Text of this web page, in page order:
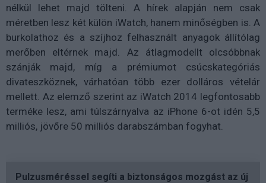
nélkül lehet majd tölteni. A hírek alapján nem csak
méretben lesz két külön iWatch, hanem minőségben is. A
burkolathoz és a szíjhoz felhasznált anyagok állítólag
merőben eltérnek majd. Az átlagmodellt olcsóbbnak
szánják majd, míg a prémiumot csúcskategóriás
divateszköznek, várhatóan több ezer dolláros vételár
mellett. Az elemző szerint az iWatch 2014 legfontosabb
terméke lesz, ami túlszárnyalva az iPhone 6-ot idén 5,5
milliós, jövőre 50 milliós darabszámban fogyhat.
Pulzusméréssel segíti a biztonságos mozgást az új